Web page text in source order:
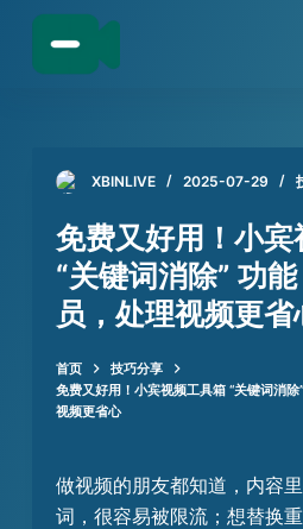
跳
XBINLIVE 2025-07-29
免费又好用！小
“关键词消除” 功
员，处理视频更省
首页
技巧分享
免费又好用！小宾视频工具箱 “关键词消
视频更省心
做视频的朋友都知道，内容
词，很容易被限流；想替换